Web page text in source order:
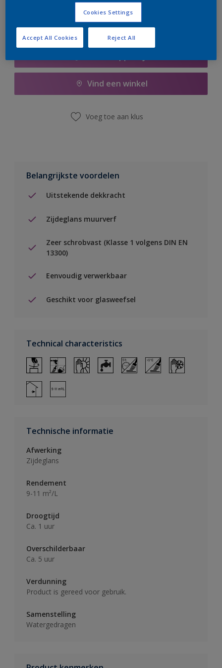
Vind een winkel
Voeg toe aan klus
Belangrijkste voordelen
Uitstekende dekkracht
Zijdeglans muurverf
Zeer schrobvast (Klasse 1 volgens DIN EN
13300)
Eenvoudig verwerkbaar
Geschikt voor glasweefsel
Technical characteristics
Technische informatie
Afwerking
Zijdeglans
Rendement
9-11 m²/L
Droogtijd
Ca. 1 uur
Overschilderbaar
Ca. 5 uur
Verdunning
Product is gereed voor gebruik.
Samenstelling
Watergedragen
Cookies Settings
Reject All
Accept All Cookies